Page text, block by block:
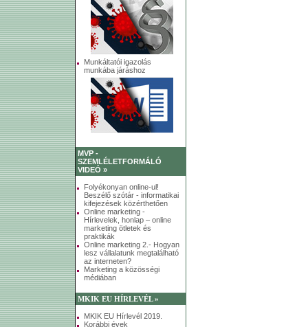
Munkáltatói igazolás
munkába járáshoz
MVP -
SZEMLÉLETFORMÁLÓ
VIDEÓ »
Folyékonyan online-ul!
Beszélő szótár - informatikai
kifejezések közérthetően
Online marketing -
Hírlevelek, honlap – online
marketing ötletek és
praktikák
Online marketing 2.- Hogyan
lesz vállalatunk megtalálható
az interneten?
Marketing a közösségi
médiában
MKIK EU HÍRLEVÉL »
MKIK EU Hírlevél 2019.
Korábbi évek